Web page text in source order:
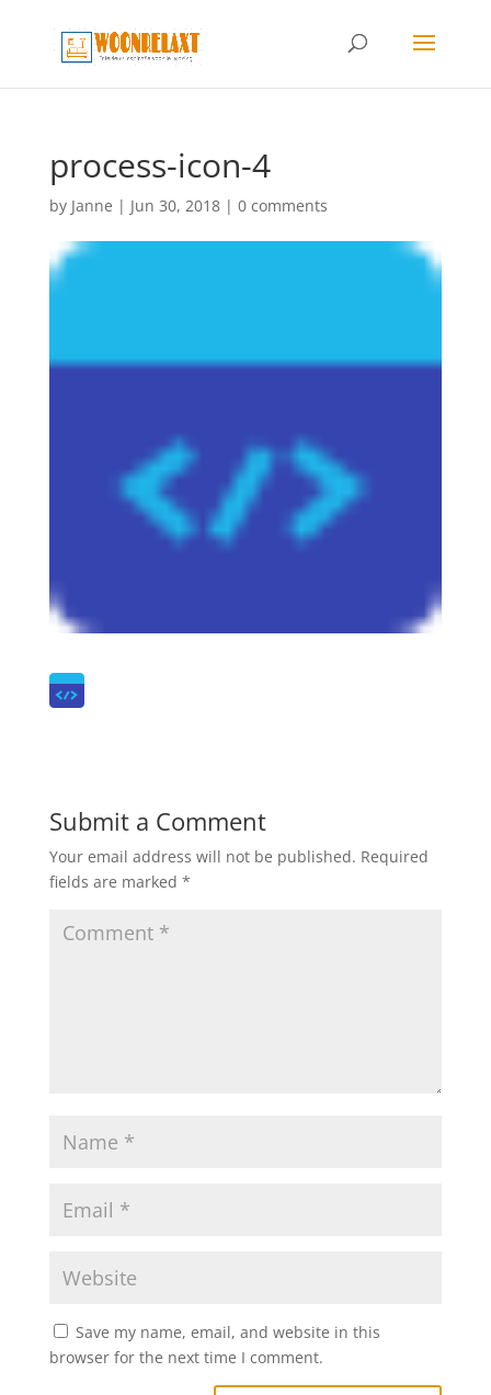
process-icon-4
by Janne | Jun 30, 2018| 0 comments
Submit a Comment
Your email address will not be published. Required
fields are marked *
Save my name, email, and website in this
browser for the next time I comment.